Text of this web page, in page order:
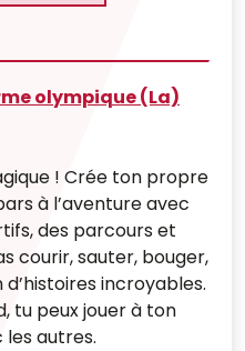
olympique (La)
! Crée ton propre
à l’aventure avec
des parcours et
courir, sauter, bouger,
incroyables.
tu peux jouer à ton
autres.